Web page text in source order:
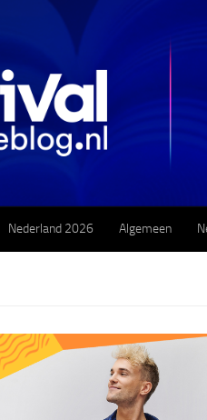
Nederland 2026 Algemeen